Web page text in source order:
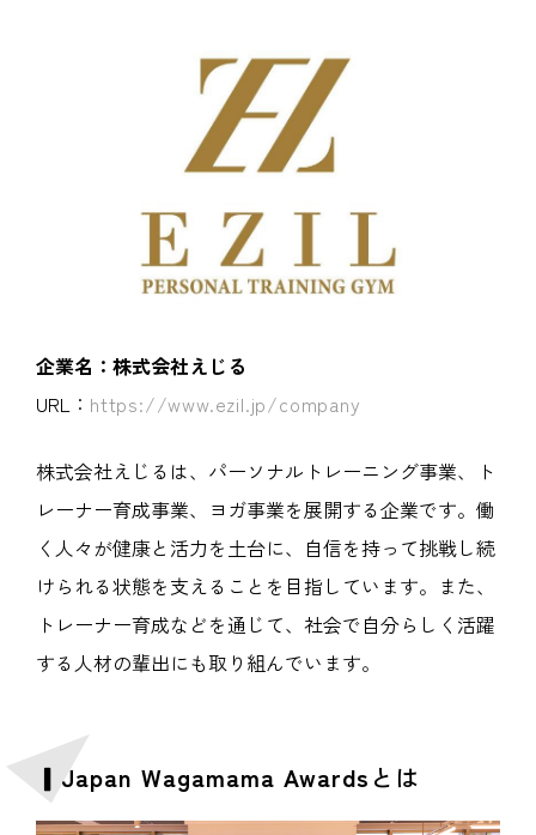
企業名：株式会社えじる
URL： https://www.ezil.jp/company
株式会社えじるは、パーソナルトレーニング事業、ト
レーナー育成事業、ヨガ事業を展開する企業です。働
く人々が健康と活力を土台に、自信を持って挑戦し続
けられる状態を支えることを目指しています。また、
トレーナー育成などを通じて、社会で自分らしく活躍
する人材の輩出にも取り組んでいます。
▎Japan Wagamama Awards とは